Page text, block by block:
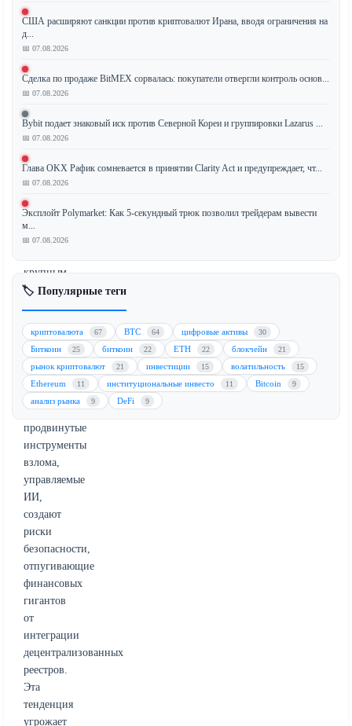
Уолл-
стрит
сталкивается
с
критической
проблемой:
хакеры
на
базе
искусственного
интеллекта
используют
уязвимости,
крупным
банкам
внедрять
технологию
блокчейна.
Триллионная
дилемма
показывает,
как
продвинутые
инструменты
взлома,
управляемые
ИИ,
создают
риски
безопасности,
отпугивающие
финансовых
гигантов
от
интеграции
децентрализованных
реестров.
Эта
тенденция
угрожает
США расширяют санкции против криптовалют Ирана, вводя ограничения на
д...
📅 07.08.2026
Сделка по продаже BitMEX сорвалась: покупатели отвергли контроль основ...
📅 07.08.2026
Bybit подает знаковый иск против Северной Кореи и группировки Lazarus ...
📅 07.08.2026
Глава OKX Рафик сомневается в принятии Clarity Act и предупреждает, чт...
📅 07.08.2026
Эксплойт Polymarket: Как 5-секундный трюк позволил трейдерам вывести
м...
📅 07.08.2026
🏷️ Популярные теги
криптовалюта 67 BTC 64 цифровые активы 30
Биткоин 25 биткоин 22 ETH 22 блокчейн 21
рынок криптовалют 21 инвестиции 15 волатильность 15
Ethereum 11 институциональные инвесто 11 Bitcoin 9
анализ рынка 9 DeFi 9